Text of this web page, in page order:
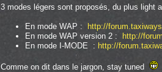
3 modes légers sont proposés, du plus light
En mode WAP : http://
En mode WAP version 2 : http://
En mode I-MODE : http://
Comme on dit dans le jargon, stay tuned